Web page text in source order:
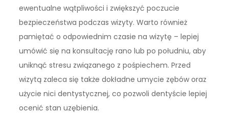
ewentualne wątpliwości i zwiększyć poczucie
bezpieczeństwa podczas wizyty. Warto również
pamiętać o odpowiednim czasie na wizytę – lepiej
umówić się na konsultację rano lub po południu, aby
uniknąć stresu związanego z pośpiechem. Przed
wizytą zaleca się także dokładne umycie zębów oraz
użycie nici dentystycznej, co pozwoli dentyście lepiej
ocenić stan uzębienia.